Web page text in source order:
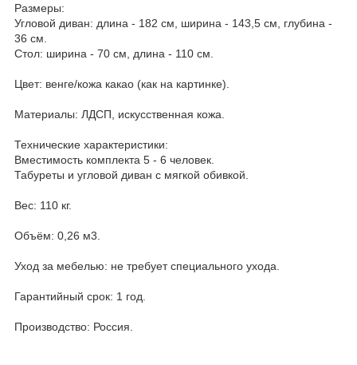
Размеры:
Угловой диван: длина - 182 см, ширина - 143,5 см, глубина -
36 см.
Стол: ширина - 70 см, длина - 110 см.
Цвет: венге/кожа какао (как на картинке).
Материалы: ЛДСП, искусственная кожа.
Технические характеристики:
Вместимость комплекта 5 - 6 человек.
Табуреты и угловой диван с мягкой обивкой.
Вес: 110 кг.
Объём: 0,26 м3.
Уход за мебелью: не требует специального ухода.
Гарантийный срок: 1 год.
Производство: Россия.